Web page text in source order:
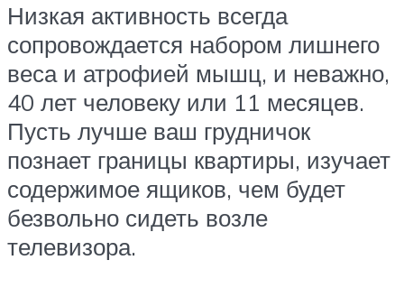
Низкая активность всегда
сопровождается набором лишнего
веса и атрофией мышц, и неважно,
40 лет человеку или 11 месяцев.
Пусть лучше ваш грудничок
познает границы квартиры, изучает
содержимое ящиков, чем будет
безвольно сидеть возле
телевизора.